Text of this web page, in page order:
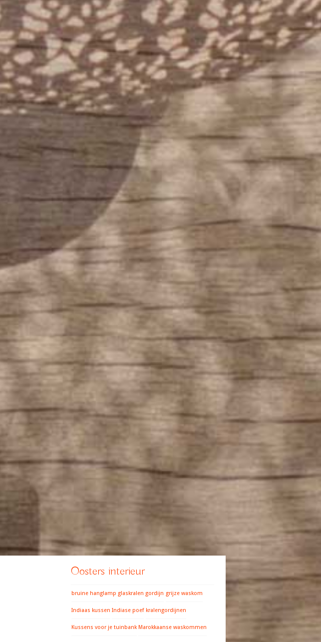
Oosters interieur
bruine hanglamp glaskralen gordijn grijze waskom
Indiaas kussen Indiase poef kralengordijnen
Kussens voor je tuinbank Marokkaanse waskommen